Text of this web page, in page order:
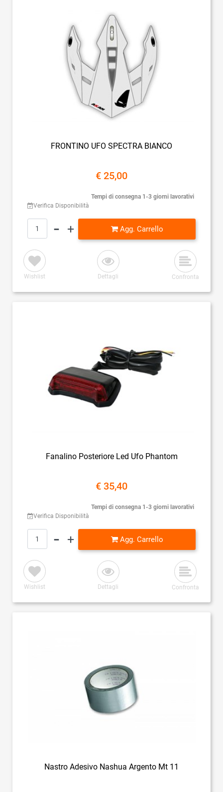
FRONTINO UFO SPECTRA BIANCO
€ 25,00
Verifica Disponibilità
Tempi di consegna 1-3 giorni lavorativi
Quantità
Agg. Carrello
Wishlist Dettagli Confronta
Fanalino Posteriore Led Ufo Phantom
€ 35,40
Verifica Disponibilità
Tempi di consegna 1-3 giorni lavorativi
Quantità
Agg. Carrello
Wishlist Dettagli Confronta
Nastro Adesivo Nashua Argento Mt 11